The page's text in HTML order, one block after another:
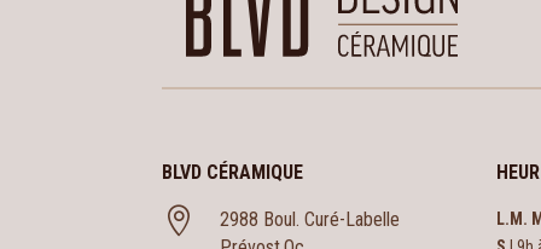
BLVD CÉRAMIQUE

2988 Boul. Curé-Labelle
L.M.